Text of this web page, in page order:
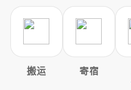
搬运 寄宿